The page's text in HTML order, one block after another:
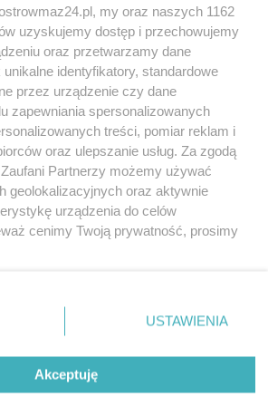
lekarska
OstrowMaz24.pl. Realizacja:PRO-
serwis
my oraz naszych 1162
uzyskujemy dostęp i przechowujemy
oraz przetwarzamy dane
identyfikatory, standardowe
przez urządzenie czy dane
zapewniania spersonalizowanych
treści, pomiar reklam i
oraz ulepszanie usług. Za zgodą
Partnerzy możemy używać
geolokalizacyjnych oraz aktywnie
urządzenia do celów
cenimy Twoją prywatność, prosimy
się w lewym dolnym rogu strony
przetwarzania danych nie wymagają
ale masz prawo sprzeciwić się
Preferencje będą miały
na tej witrynie.
USTAWIENIA
Akceptuję